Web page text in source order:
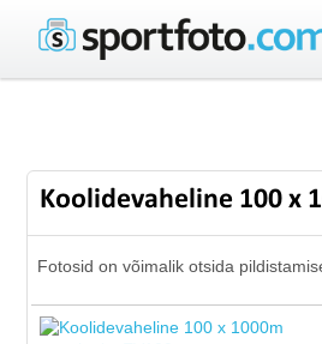
Koolidevaheline 100 x
Fotosid on võimalik otsida